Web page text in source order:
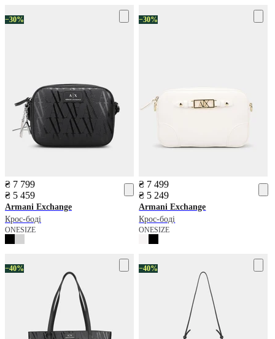
−30%
₴ 7 799
₴ 5 459
Armani Exchange
Крос-боді
ONESIZE
−30%
₴ 7 499
₴ 5 249
Armani Exchange
Крос-боді
ONESIZE
−40% −40%